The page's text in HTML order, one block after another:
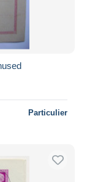
Particulier